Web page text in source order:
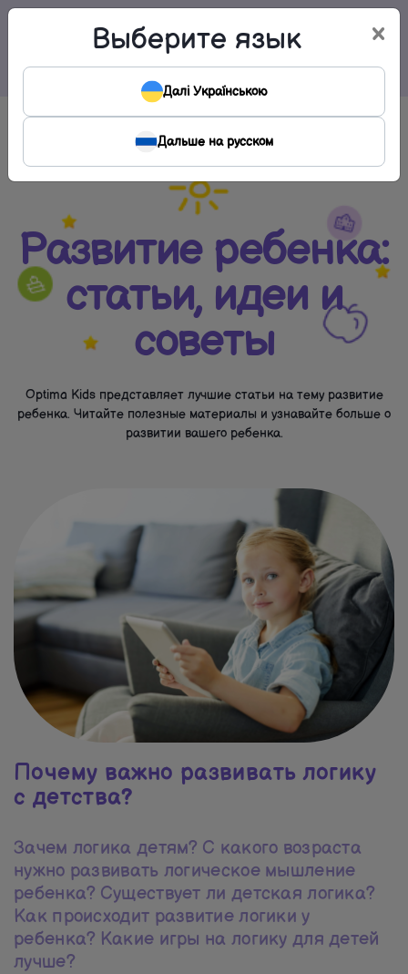
Развитие ребенка:
статьи, идеи и
советы
Optima Kids представляет лучшие статьи на тему развитие
ребенка. Читайте полезные материалы и узнавайте больше о
развитии вашего ребенка.
Почему важно развивать логику
с детства?
Зачем логика детям? С какого возраста
нужно развивать логическое мышление
ребенка? Существует ли детская логика?
Как происходит развитие логики у
ребенка? Какие игры на логику для детей
лучше?
×
Выберите язык
Далі Українською
Дальше на русском